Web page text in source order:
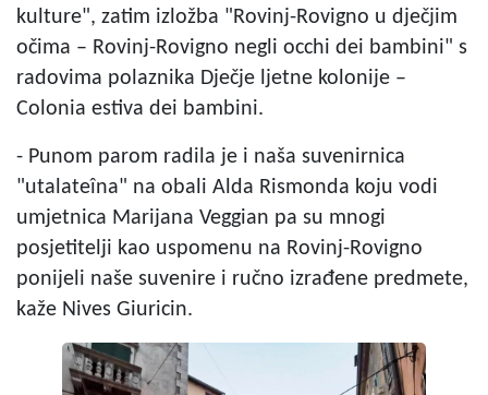
kulture", zatim izložba "Rovinj-Rovigno u dječjim
očima – Rovinj-Rovigno negli occhi dei bambini" s
radovima polaznika Dječje ljetne kolonije –
Colonia estiva dei bambini.
- Punom parom radila je i naša suvenirnica
"utalateîna" na obali Alda Rismonda koju vodi
umjetnica Marijana Veggian pa su mnogi
posjetitelji kao uspomenu na Rovinj-Rovigno
ponijeli naše suvenire i ručno izrađene predmete,
kaže Nives Giuricin.